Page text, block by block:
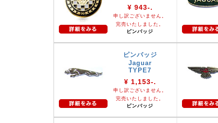
¥ 943-.
申し訳ございません。
完売いたしました。
ピンバッジ
ピンバッジ
Jaguar
TYPE7
¥ 1,153-.
申し訳ございません。
完売いたしました。
ピンバッジ